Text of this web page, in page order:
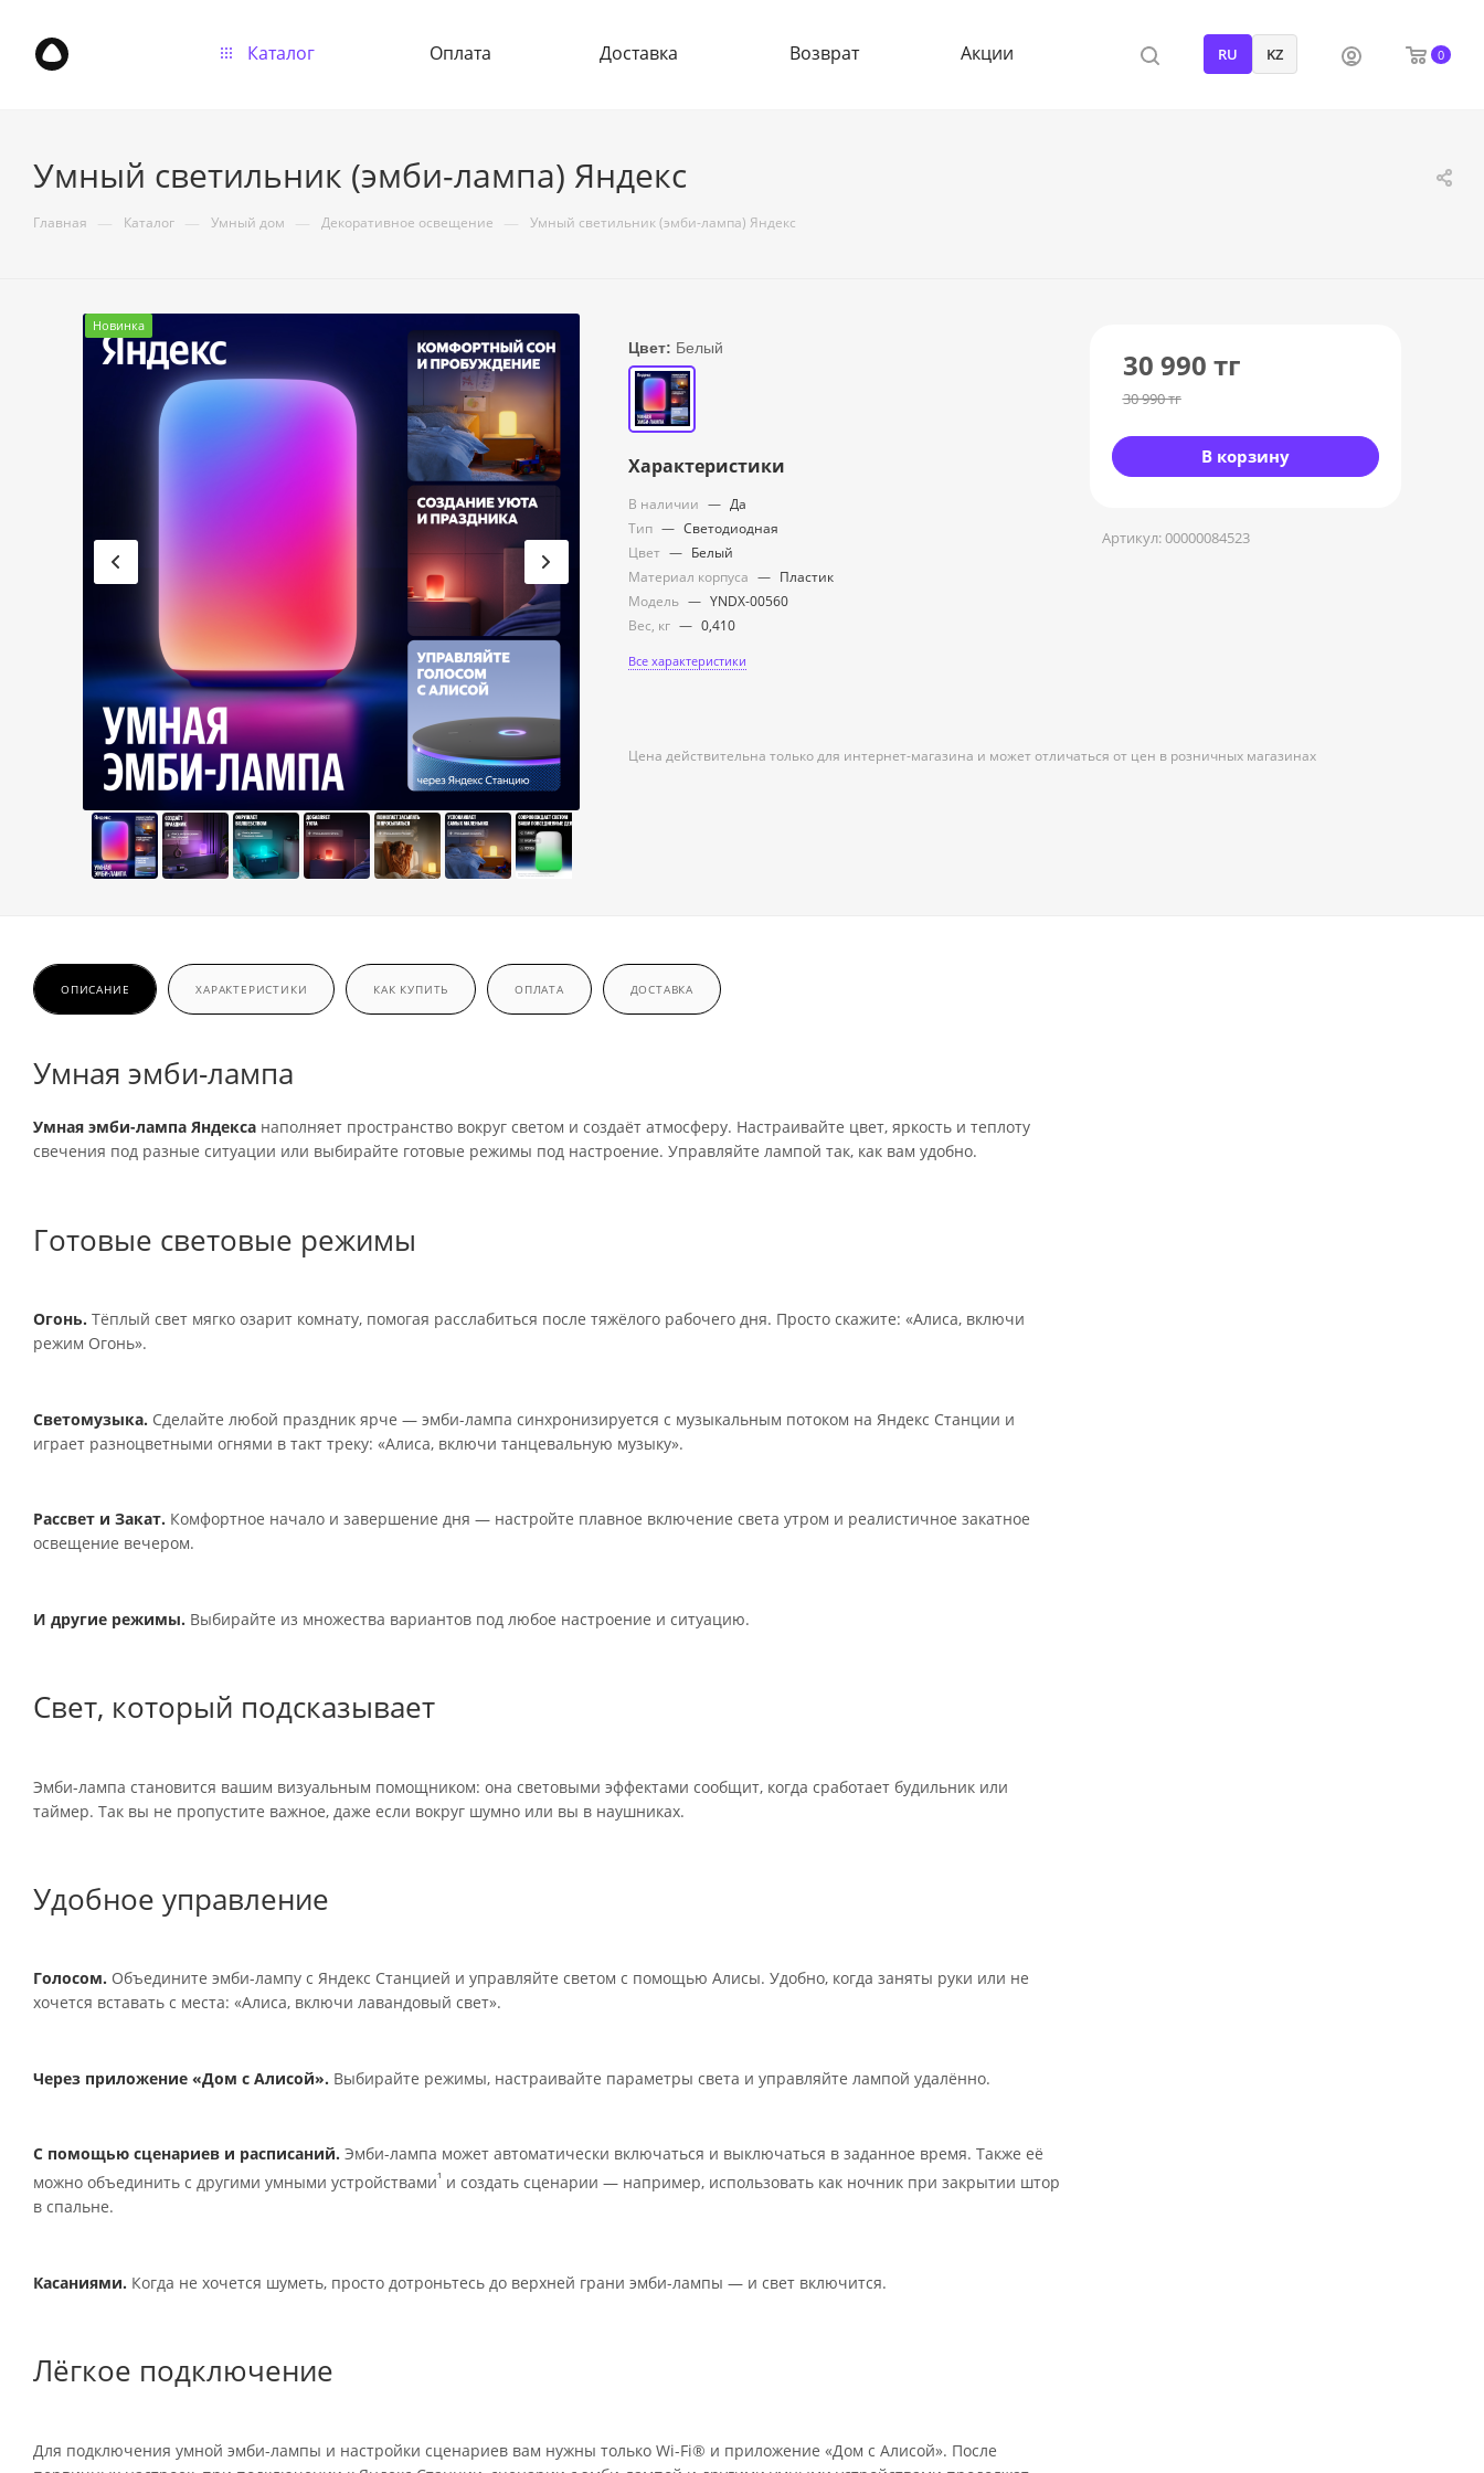
RU KZ 0
Каталог Оплата Доставка Возврат Акции
Умный светильник (эмби-лампа) Яндекс
Главная — Каталог — Умный дом — Декоративное освещение — Умный светильник (эмби-лампа) Яндекс
Новинка
Цвет: Белый
Характеристики
В наличии — Да
Тип — Светодиодная
Цвет — Белый
Материал корпуса — Пластик
Модель — YNDX-00560
Вес, кг — 0,410
Все характеристики
30 990 тг
30 990тг
В корзину
Артикул:00000084523
Цена действительна только для интернет-магазина и может отличаться от цен в розничных магазинах
ОПИСАНИЕ ХАРАКТЕРИСТИКИ КАК КУПИТЬ ОПЛАТА ДОСТАВКА
Умная эмби-лампа
Умная эмби-лампа Яндекса наполняет пространство вокруг светом и создаёт атмосферу. Настраивайте цвет, яркость и теплоту
свечения под разные ситуации или выбирайте готовые режимы под настроение. Управляйте лампой так, как вам удобно.
Готовые световые режимы
Огонь. Тёплый свет мягко озарит комнату, помогая расслабиться после тяжёлого рабочего дня. Просто скажите: «Алиса, включи
режим Огонь».
Светомузыка. Сделайте любой праздник ярче — эмби-лампа синхронизируется с музыкальным потоком на Яндекс Станции и
играет разноцветными огнями в такт треку: «Алиса, включи танцевальную музыку».
Рассвет и Закат. Комфортное начало и завершение дня — настройте плавное включение света утром и реалистичное закатное
освещение вечером.
И другие режимы. Выбирайте из множества вариантов под любое настроение и ситуацию.
Свет, который подсказывает
Эмби-лампа становится вашим визуальным помощником: она световыми эффектами сообщит, когда сработает будильник или
таймер. Так вы не пропустите важное, даже если вокруг шумно или вы в наушниках.
Удобное управление
Голосом. Объедините эмби-лампу с Яндекс Станцией и управляйте светом с помощью Алисы. Удобно, когда заняты руки или не
хочется вставать с места: «Алиса, включи лавандовый свет».
Через приложение «Дом с Алисой». Выбирайте режимы, настраивайте параметры света и управляйте лампой удалённо.
С помощью сценариев и расписаний. Эмби-лампа может автоматически включаться и выключаться в заданное время. Также её
можно объединить с другими умными устройствами¹ и создать сценарии — например, использовать как ночник при закрытии штор
в спальне.
Касаниями. Когда не хочется шуметь, просто дотроньтесь до верхней грани эмби-лампы — и свет включится.
Лёгкое подключение
Для подключения умной эмби-лампы и настройки сценариев вам нужны только Wi-Fi® и приложение «Дом с Алисой». После